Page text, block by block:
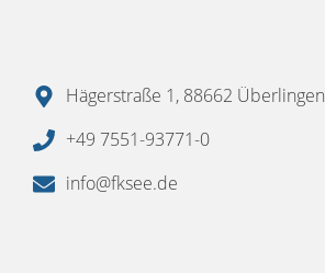
Hägerstraße 1, 88662 Überlingen
+49 7551-93771-0
info@fksee.de